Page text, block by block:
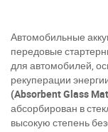
Автомобильные
передовые
для автомобилей,
рекуперации
(Absorbent Glass
абсорбирован в
высокую степень